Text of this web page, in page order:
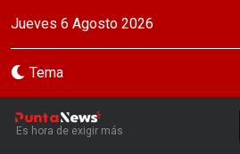
Jueves 6 Agosto 2026
Tema
Es hora de exigir más